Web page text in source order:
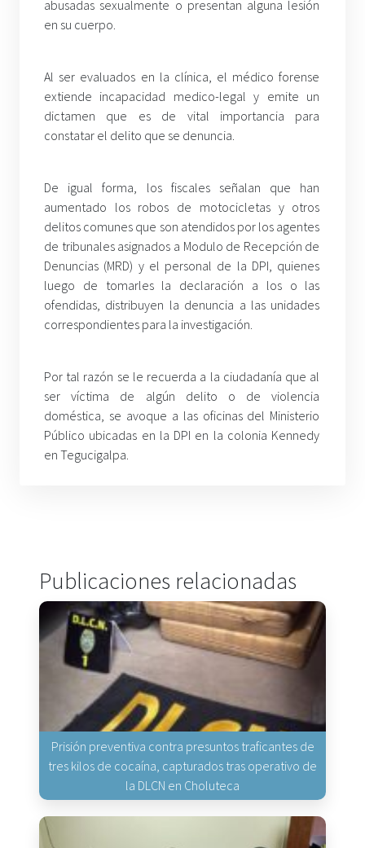
abusadas sexualmente o presentan alguna lesión
en su cuerpo.
Al ser evaluados en la clínica, el médico forense
extiende incapacidad medico-legal y emite un
dictamen que es de vital importancia para
constatar el delito que se denuncia.
De igual forma, los fiscales señalan que han
aumentado los robos de motocicletas y otros
delitos comunes que son atendidos por los agentes
de tribunales asignados a Modulo de Recepción de
Denuncias (MRD) y el personal de la DPI, quienes
luego de tomarles la declaración a los o las
ofendidas, distribuyen la denuncia a las unidades
correspondientes para la investigación.
Por tal razón se le recuerda a la ciudadanía que al
ser víctima de algún delito o de violencia
doméstica, se avoque a las oficinas del Ministerio
Público ubicadas en la DPI en la colonia Kennedy
en Tegucigalpa.
Publicaciones relacionadas
Prisión preventiva contra presuntos traficantes de
tres kilos de cocaína, capturados tras operativo de
la DLCN en Choluteca